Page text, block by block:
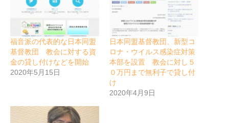
福音派の代表的な日本同盟
基督教団 教会に対する資
金の貸し付けなどを開始
2020年5月15日
日本同盟基督教団、新型コ
ロナ・ウイルス感染症対策
本部を設置 教会に対し５
０万円まで無利子で貸し付
け
2020年4月9日